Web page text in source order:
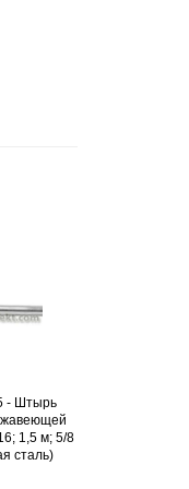
- Штырь
1,5 м; 5/8
сталь)